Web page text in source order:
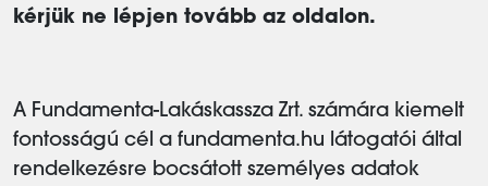
kérjük ne lépjen tovább az oldalon.
A Fundamenta-Lakáskassza Zrt. számára kiemelt
fontosságú cél a fundamenta.hu látogatói által
rendelkezésre bocsátott személyes adatok